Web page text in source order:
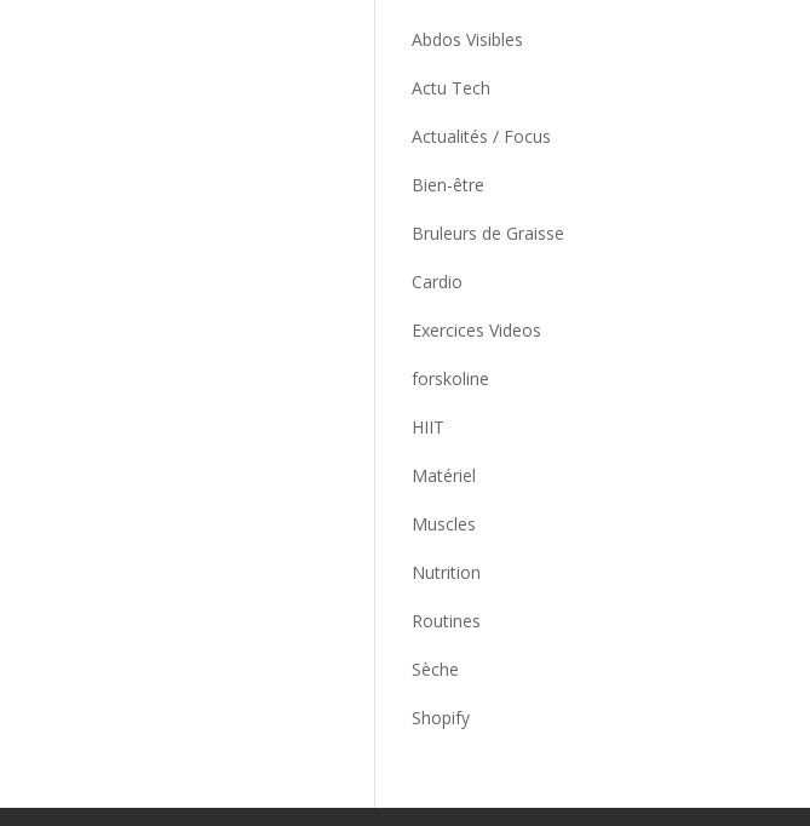
Abdos Visibles
Actu Tech
Actualités / Focus
Bien-être
Bruleurs de Graisse
Cardio
Exercices Videos
forskoline
HIIT
Matériel
Muscles
Nutrition
Routines
Sèche
Shopify